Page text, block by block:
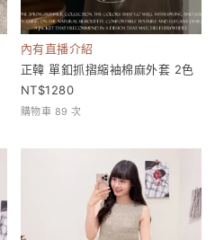
內有直播介紹
正韓 單釦抓摺縮袖棉麻外套 2色
1280
購物車 89 次